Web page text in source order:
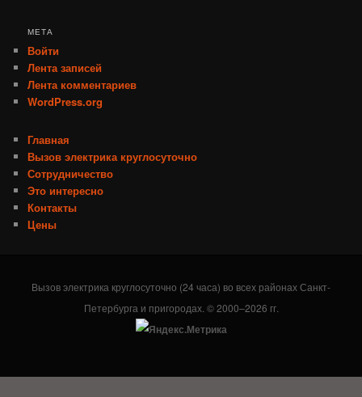
МЕТА
Войти
Лента записей
Лента комментариев
WordPress.org
Главная
Вызов электрика круглосуточно
Сотрудничество
Это интересно
Контакты
Цены
Вызов электрика круглосуточно (24 часа) во всех районах Санкт-
Петербурга и пригородах. © 2000–2026 гг.